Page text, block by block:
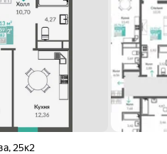
, 25к2